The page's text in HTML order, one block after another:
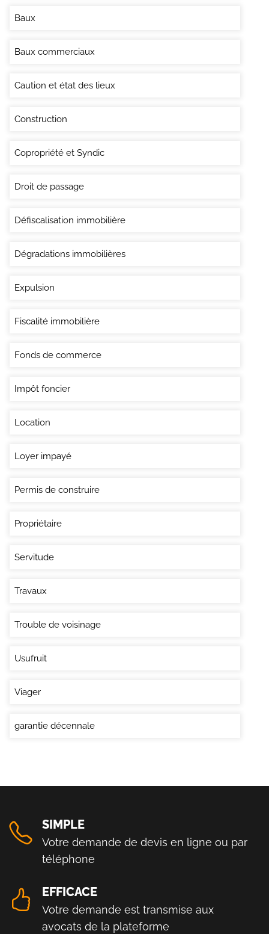
Baux
Baux commerciaux
Caution et état des lieux
Construction
Copropriété et Syndic
Droit de passage
Défiscalisation immobilière
Dégradations immobilières
Expulsion
Fiscalité immobilière
Fonds de commerce
Impôt foncier
Location
Loyer impayé
Permis de construire
Propriétaire
Servitude
Travaux
Trouble de voisinage
Usufruit
Viager
garantie décennale
SIMPLE
Votre demande de devis en ligne ou par
téléphone
EFFICACE
Votre demande est transmise aux
avocats de la plateforme